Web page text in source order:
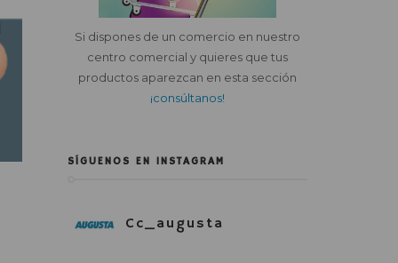
Si dispones de un comercio en nuestro
centro comercial y quieres que tus
productos aparezcan en esta sección
¡consúltanos!
SÍGUENOS EN INSTAGRAM
Cc_augusta